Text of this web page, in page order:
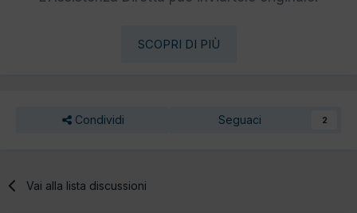
SCOPRI DI PIÙ
Condividi Seguaci 2
Vai alla lista discussioni